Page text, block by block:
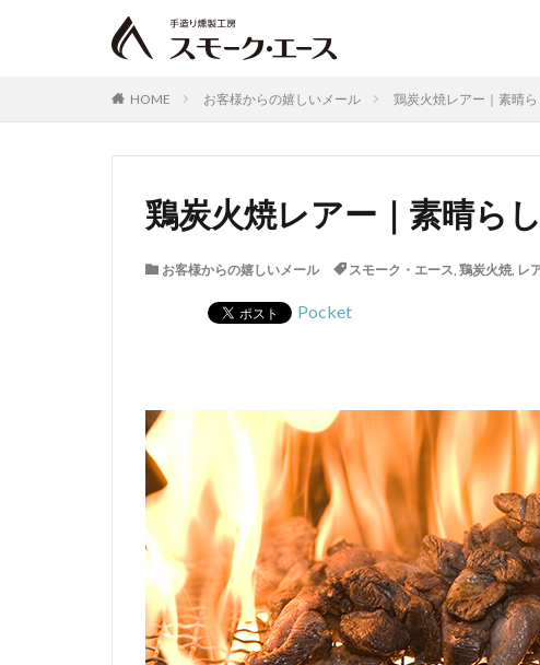
HOME お客様からの嬉しいメール 鶏炭火焼レアー｜素晴ら
鶏炭火焼レアー｜素晴ら
お客様からの嬉しいメール スモーク・エース, 鶏炭火焼, レ
Pocket